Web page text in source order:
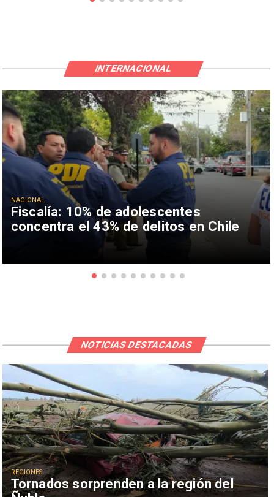
Fiscalía: 10% de adolescentes
concentra el 43% de delitos en Chile
NACIONAL
INTERNACIONAL
Tornados sorprenden a la región del
REGIONES
NOTICIAS DESTACADAS